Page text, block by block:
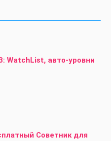
WatchList, авто-уровни
Советник для